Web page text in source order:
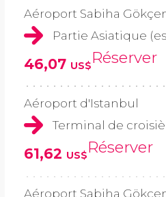
Aéroport Sabiha
Partie Asiatique
46,07 US$Réserver
Aéroport d'Istanbul
Terminal de
61,62 US$Réserver
Aéroport Sabiha